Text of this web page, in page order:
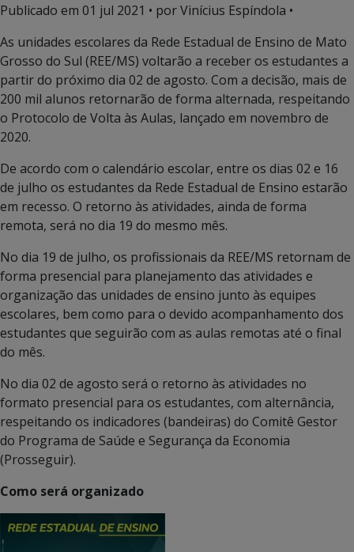
Publicado em 01 jul 2021 • por Vinícius Espíndola •
As unidades escolares da Rede Estadual de Ensino de Mato
Grosso do Sul (REE/MS) voltarão a receber os estudantes a
partir do próximo dia 02 de agosto. Com a decisão, mais de
200 mil alunos retornarão de forma alternada, respeitando
o Protocolo de Volta às Aulas, lançado em novembro de
2020.
De acordo com o calendário escolar, entre os dias 02 e 16
de julho os estudantes da Rede Estadual de Ensino estarão
em recesso. O retorno às atividades, ainda de forma
remota, será no dia 19 do mesmo mês.
No dia 19 de julho, os profissionais da REE/MS retornam de
forma presencial para planejamento das atividades e
organização das unidades de ensino junto às equipes
escolares, bem como para o devido acompanhamento dos
estudantes que seguirão com as aulas remotas até o final
do mês.
No dia 02 de agosto será o retorno às atividades no
formato presencial para os estudantes, com alternância,
respeitando os indicadores (bandeiras) do Comitê Gestor
do Programa de Saúde e Segurança da Economia
(Prosseguir).
Como será organizado